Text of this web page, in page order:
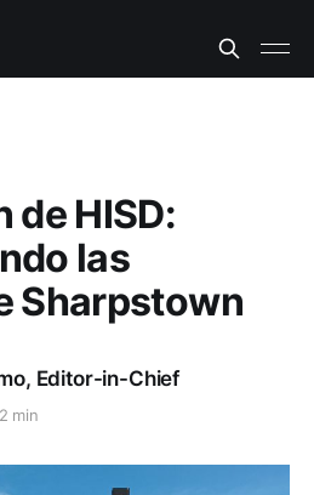
HISD:
las
Sharpstown
Editor-in-Chief
2 min